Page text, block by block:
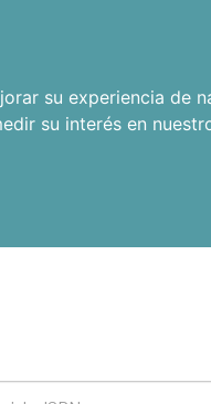
su experiencia de
su interés en